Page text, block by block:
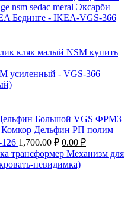
Бединге - IKEA-VGS-366
усиленный - VGS-366
₽.
1,700.00₽ Первоначальная
цена
составляла
0.00 ₽Текущая
цена:
Механизм для
невидимка)